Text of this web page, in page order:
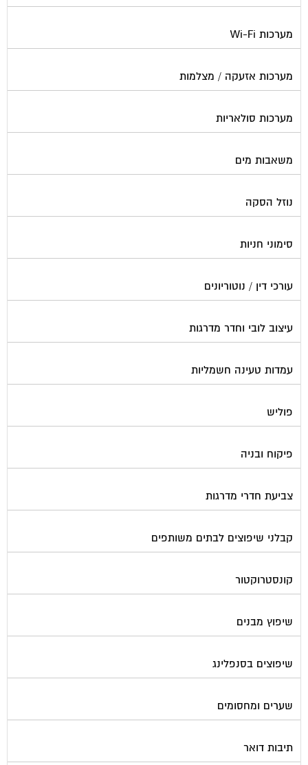
מערכות Wi-Fi
מערכות אזעקה / מצלמות
מערכות סולאריות
משאבות מים
נוזל הסקה
סימוני חניות
עורכי דין / נוטוריונים
עיצוב לובי וחדר מדרגות
עמדות טעינה חשמליות
פוליש
פיקוח ובניה
צביעת חדרי מדרגות
קבלני שיפוצים לבתים משותפים
קונסטרוקטור
שיפוץ מבנים
שיפוצים בסנפלינג
שערים ומחסומים
תיבות דואר